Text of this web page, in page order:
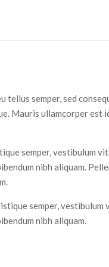
tellus semper, sed
Mauris ullamcorper
semper, vestibulum
nibh aliquam.
semper, vestibulum
nibh aliquam.